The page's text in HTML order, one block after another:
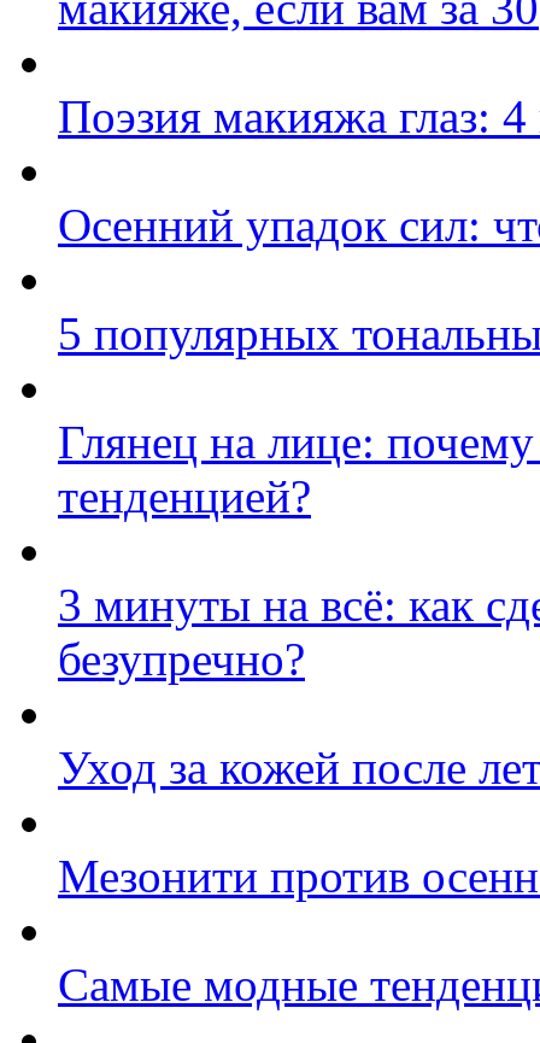
Поэзия макияжа глаз:
Осенний упадок сил:
5 популярных
Глянец на лице:
тенденцией?
3 минуты на всё: как
безупречно?
Уход за кожей после
Мезонити против
Самые модные